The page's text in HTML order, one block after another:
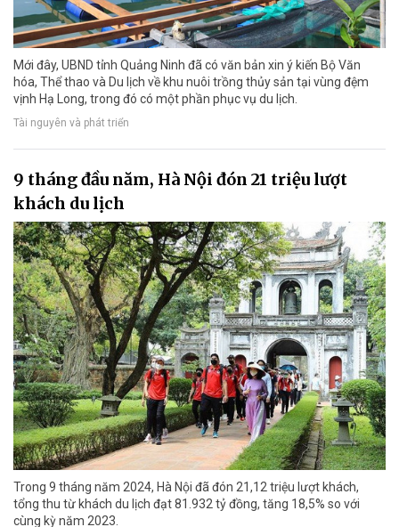
Mới đây, UBND tỉnh Quảng Ninh đã có văn bản xin ý kiến Bộ Văn
hóa, Thể thao và Du lịch về khu nuôi trồng thủy sản tại vùng đệm
vịnh Hạ Long, trong đó có một phần phục vụ du lịch.
Tài nguyên và phát triển
9 tháng đầu năm, Hà Nội đón 21 triệu lượt
khách du lịch
Trong 9 tháng năm 2024, Hà Nội đã đón 21,12 triệu lượt khách,
tổng thu từ khách du lịch đạt 81.932 tỷ đồng, tăng 18,5% so với
cùng kỳ năm 2023.